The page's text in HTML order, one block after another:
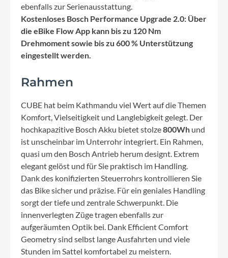
ebenfalls zur Serienausstattung.
Kostenloses Bosch Performance Upgrade 2.0: Über
die eBike Flow App kann bis zu 120 Nm
Drehmoment sowie bis zu 600 % Unterstützung
eingestellt werden.
Rahmen
CUBE hat beim Kathmandu viel Wert auf die Themen
Komfort, Vielseitigkeit und Langlebigkeit gelegt. Der
hochkapazitive Bosch Akku bietet stolze800Wh und
ist unscheinbar im Unterrohr integriert. Ein Rahmen,
quasi um den Bosch Antrieb herum designt. Extrem
elegant gelöst und für Sie praktisch im Handling.
Dank des konifizierten Steuerrohrs kontrollieren Sie
das Bike sicher und präzise. Für ein geniales Handling
sorgt der tiefe und zentrale Schwerpunkt. Die
innenverlegten Züge tragen ebenfalls zur
aufgeräumten Optik bei. Dank Efficient Comfort
Geometry sind selbst lange Ausfahrten und viele
Stunden im Sattel komfortabel zu meistern.